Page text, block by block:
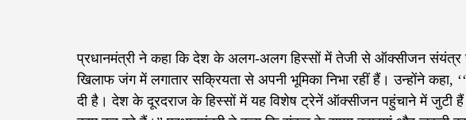
प्रधानमंत्री ने कहा कि देश के अलग-अलग हिस्सों में तेजी से ऑक्सीजन संयंत्र
खिलाफ जंग में लगातार सक्रियता से अपनी भूमिका निभा रहीं हैं। उन्होंने
दी है। देश के दूरदराज के हिस्सों में यह विशेष ट्रेनें ऑक्सीजन पहुंचाने में जुटी